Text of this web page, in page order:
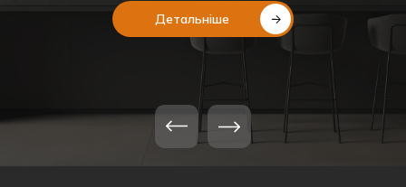
Детальніше